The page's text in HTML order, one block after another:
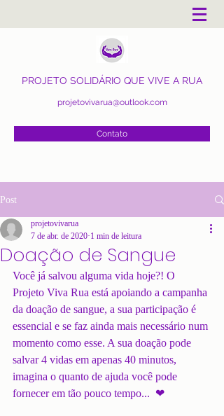
PROJETO SOLIDÁRIO QUE VIVE A RUA
projetovivarua@outlook.com
Contato
Post
Doação de Sangue
projetovivarua
7 de abr. de 2020 1 min de leitura
Você já salvou alguma vida hoje?! O
Projeto Viva Rua está apoiando a campanha
da doação de sangue, a sua participação é
essencial e se faz ainda mais necessário num
momento como esse. A sua doação pode
salvar 4 vidas em apenas 40 minutos,
imagina o quanto de ajuda você pode
fornecer em tão pouco tempo...  ❤